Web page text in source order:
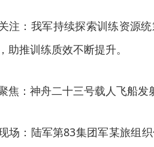
注：我军持续探索训练资源
助推训练质效不断提升。
焦：神舟二十三号载人飞船发
场：陆军第83集团军某旅组